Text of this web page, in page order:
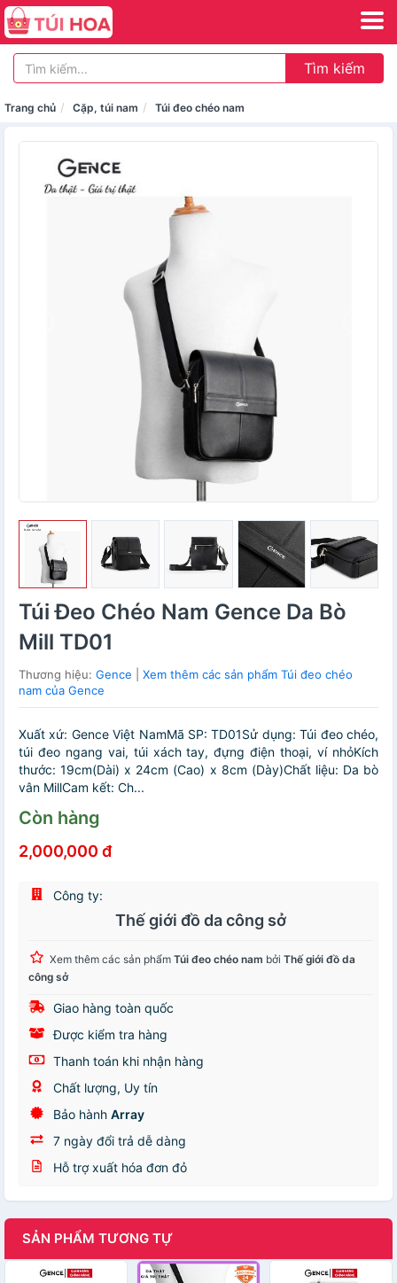
Tìm kiếm
Trang chủ Cặp, túi nam Túi đeo chéo nam
Túi Đeo Chéo Nam Gence Da Bò
Mill TD01
Thương hiệu: Gence
Xem thêm các sản phẩm Túi đeo chéo
nam của Gence
Xuất xứ: Gence Việt NamMã SP: TD01Sử dụng: Túi đeo chéo,
túi đeo ngang vai, túi xách tay, đựng điện thoại, ví nhỏKích
thước: 19cm(Dài) x 24cm (Cao) x 8cm (Dày)Chất liệu: Da bò
vân MillCam kết: Ch...
Còn hàng
2,000,000 đ
Công ty:
Thế giới đồ da công sở
Xem thêm các sản phẩm Túi đeo chéo nam bởi Thế giới đồ da
công sở
Giao hàng toàn quốc
Được kiểm tra hàng
Thanh toán khi nhận hàng
Chất lượng, Uy tín
Bảo hành Array
7 ngày đổi trả dễ dàng
Hỗ trợ xuất hóa đơn đỏ
SẢN PHẨM TƯƠNG TỰ